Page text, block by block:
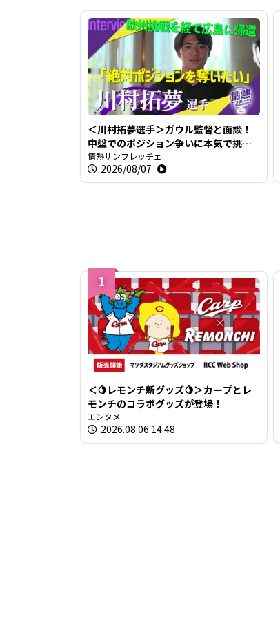
＜川村拓夢選手＞ガウル監督と面談！
中盤でのポジション争いに本気で挑む
【情熱サンフレッチェ】
情熱サンフレッチェ
2026/08/07
1
＜🍋レモンチ新グッズ🍋＞カープとレ
モンチのコラボグッズが登場！
エンタメ
2026.08.06 14:48